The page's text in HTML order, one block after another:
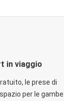
in viaggio
le prese di
per le gambe. I